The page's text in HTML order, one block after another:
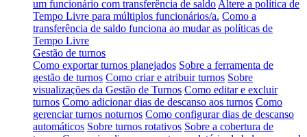
um funcionário com transferência de saldo Altere a política de
Tempo Livre para múltiplos funcionários/a. Como a
transferência de saldo funciona ao mudar as políticas de
Tempo Livre
Gestão de turnos
Como exportar turnos planejados Sobre a ferramenta de
gestão de turnos Como criar e atribuir turnos Sobre
visualizações da Gestão de Turnos Como editar e excluir
turnos Como adicionar dias de descanso aos turnos Como
gerenciar turnos noturnos Como configurar dias de descanso
automáticos Sobre turnos rotativos Sobre a cobertura de